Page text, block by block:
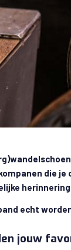
die
echt
jouw